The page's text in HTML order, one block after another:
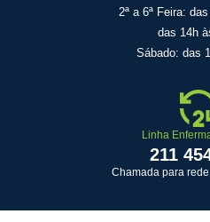
2ª a 6ª Feira:
das 14h
Sábado: das
Linha
211
Chamada para